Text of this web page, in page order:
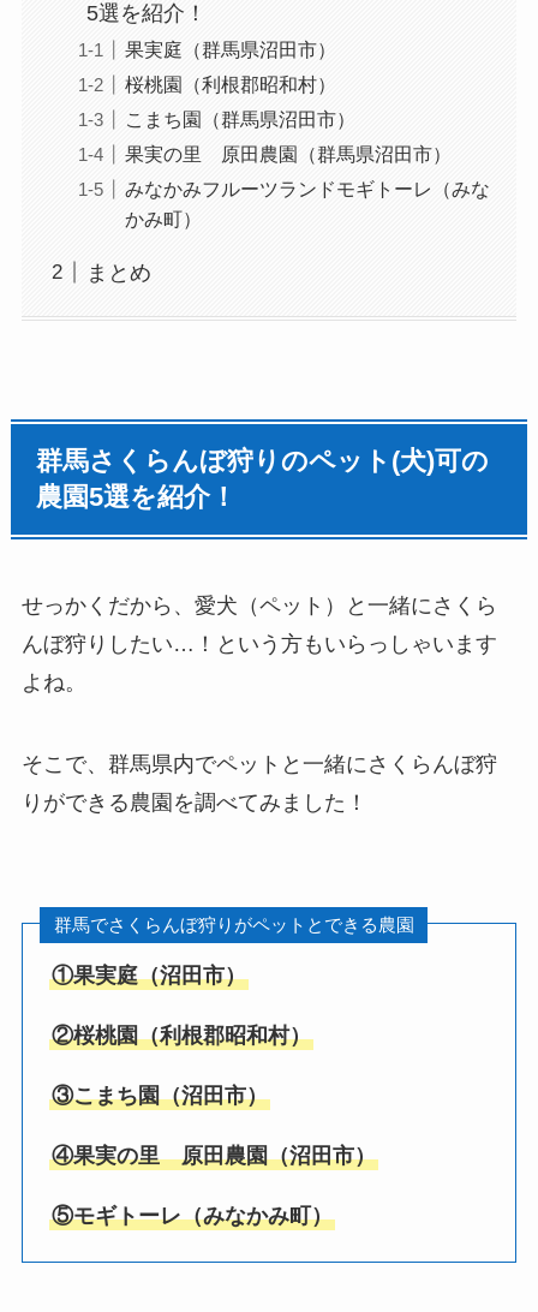
5選を紹介！
果実庭（群馬県沼田市）
桜桃園（利根郡昭和村）
こまち園（群馬県沼田市）
果実の里 原田農園（群馬県沼田市）
みなかみフルーツランドモギトーレ（みな
かみ町）
まとめ
群馬さくらんぼ狩りのペット(犬)可の
農園5選を紹介！
せっかくだから、愛犬（ペット）と一緒にさくら
んぼ狩りしたい…！という方もいらっしゃいます
よね。
そこで、群馬県内でペットと一緒にさくらんぼ狩
りができる農園を調べてみました！
群馬でさくらんぼ狩りがペットとできる農園
①果実庭（沼田市）
②桜桃園（利根郡昭和村）
③こまち園（沼田市）
④果実の里 原田農園（沼田市）
⑤モギトーレ（みなかみ町）